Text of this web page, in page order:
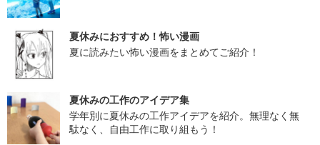
夏休みにおすすめ！怖い漫画
夏に読みたい怖い漫画をまとめてご紹介！
夏休みの工作のアイデア集
学年別に夏休みの工作アイデアを紹介。無理なく無
駄なく、自由工作に取り組もう！